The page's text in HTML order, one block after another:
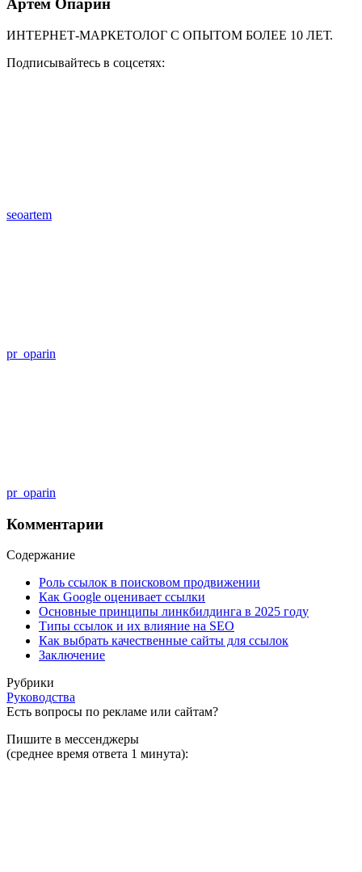
Артём Опарин
ИНТЕРНЕТ-МАРКЕТОЛОГ С ОПЫТОМ БОЛЕЕ 10 ЛЕТ.
Подписывайтесь в соцсетях:
seoartem
pr_oparin
pr_oparin
Комментарии
Содержание
Роль ссылок в поисковом продвижении
Как Google оценивает ссылки
Основные принципы линкбилдинга в 2025 году
Типы ссылок и их влияние на SEO
Как выбрать качественные сайты для ссылок
Заключение
Рубрики
Руководства
Есть вопросы по рекламе или сайтам?
Пишите в мессенджеры
(среднее время ответа 1 минута):